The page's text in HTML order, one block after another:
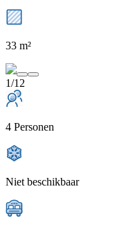
33 m²
1/12
4 Personen
Niet beschikbaar